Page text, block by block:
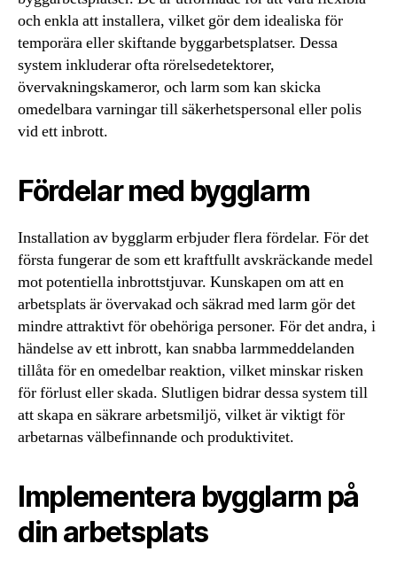
och enkla att installera, vilket gör dem idealiska för
temporära eller skiftande byggarbetsplatser. Dessa
system inkluderar ofta rörelsedetektorer,
övervakningskameror, och larm som kan skicka
omedelbara varningar till säkerhetspersonal eller polis
vid ett inbrott.
Fördelar med bygglarm
Installation av bygglarm erbjuder flera fördelar. För det
första fungerar de som ett kraftfullt avskräckande medel
mot potentiella inbrottstjuvar. Kunskapen om att en
arbetsplats är övervakad och säkrad med larm gör det
mindre attraktivt för obehöriga personer. För det andra, i
händelse av ett inbrott, kan snabba larmmeddelanden
tillåta för en omedelbar reaktion, vilket minskar risken
för förlust eller skada. Slutligen bidrar dessa system till
att skapa en säkrare arbetsmiljö, vilket är viktigt för
arbetarnas välbefinnande och produktivitet.
Implementera bygglarm på
din arbetsplats